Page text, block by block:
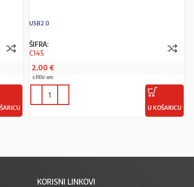
USB2.0
ŠIFRA:
C145
2,00 €
s PDV-om
U KOŠARICU
KORISNI LINKOVI